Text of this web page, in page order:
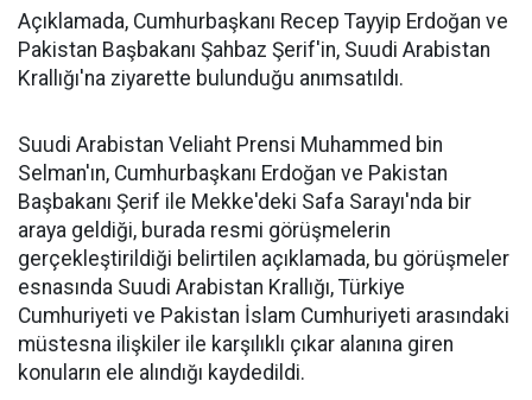
Açıklamada, Cumhurbaşkanı Recep Tayyip Erdoğan ve
Pakistan Başbakanı Şahbaz Şerif'in, Suudi Arabistan
Krallığı'na ziyarette bulunduğu anımsatıldı.
Suudi Arabistan Veliaht Prensi Muhammed bin
Selman'ın, Cumhurbaşkanı Erdoğan ve Pakistan
Başbakanı Şerif ile Mekke'deki Safa Sarayı'nda bir
araya geldiği, burada resmi görüşmelerin
gerçekleştirildiği belirtilen açıklamada, bu görüşmeler
esnasında Suudi Arabistan Krallığı, Türkiye
Cumhuriyeti ve Pakistan İslam Cumhuriyeti arasındaki
müstesna ilişkiler ile karşılıklı çıkar alanına giren
konuların ele alındığı kaydedildi.